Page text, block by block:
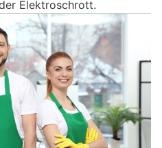
Elektroschrott.